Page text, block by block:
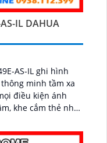
IL DAHUA
AS-IL ghi hình
minh tầm xa
điều kiện ánh
sát vượt trội...